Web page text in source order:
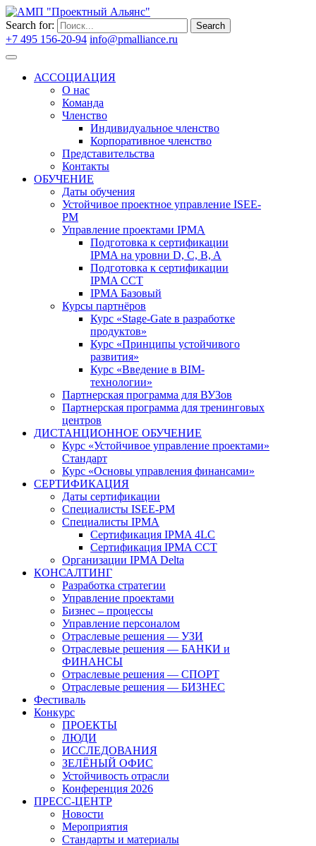
Search for: Search
+7 495 156-20-94 info@pmalliance.ru
АССОЦИАЦИЯ
О нас
Команда
Членство
Индивидуальное членство
Корпоративное членство
Представительства
Контакты
ОБУЧЕНИЕ
Даты обучения
Устойчивое проектное управление ISEE-
PM
Управление проектами IPMA
Подготовка к сертификации
IPMA на уровни D, C, B, A
Подготовка к сертификации
IPMA CCT
IPMA Базовый
Курсы партнёров
Курс «Stage-Gate в разработке
продуктов»
Курс «Принципы устойчивого
развития»
Курс «Введение в BIM-
технологии»
Партнерская программа для ВУЗов
Партнерская программа для тренинговых
центров
ДИСТАНЦИОННОЕ ОБУЧЕНИЕ
Курс «Устойчивое управление проектами»
Стандарт
Курс «Основы управления финансами»
СЕРТИФИКАЦИЯ
Даты сертификации
Специалисты ISEE-PM
Специалисты IPMA
Сертификация IPMA 4LC
Сертификация IPMA CCT
Организации IPMA Delta
КОНСАЛТИНГ
Разработка стратегии
Управление проектами
Бизнес – процессы
Управление персоналом
Отраслевые решения — УЗИ
Отраслевые решения — БАНКИ и
ФИНАНСЫ
Отраслевые решения — СПОРТ
Отраслевые решения — БИЗНЕС
Фестиваль
Конкурс
ПРОЕКТЫ
ЛЮДИ
ИССЛЕДОВАНИЯ
ЗЕЛЁНЫЙ ОФИС
Устойчивость отрасли
Конференция 2026
ПРЕСС-ЦЕНТР
Новости
Мероприятия
Стандарты и материалы